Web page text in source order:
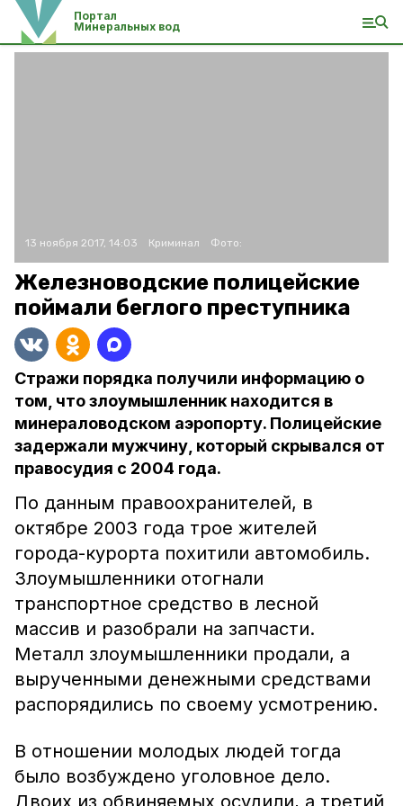
Портал
Минеральных вод
13 ноября 2017, 14:03 Криминал Фото:
Железноводские полицейские
поймали беглого преступника
Стражи порядка получили информацию о
том, что злоумышленник находится в
минераловодском аэропорту. Полицейские
задержали мужчину, который скрывался от
правосудия с 2004 года.
По данным правоохранителей, в
октябре 2003 года трое жителей
города-курорта похитили автомобиль.
Злоумышленники отогнали
транспортное средство в лесной
массив и разобрали на запчасти.
Металл злоумышленники продали, а
вырученными денежными средствами
распорядились по своему усмотрению.
В отношении молодых людей тогда
было возбуждено уголовное дело.
Двоих из обвиняемых осудили, а третий